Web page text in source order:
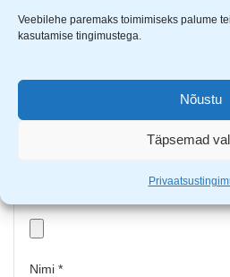
Veebilehe paremaks toimimiseks palume
kasutamise tingimustega.
Nõustu
Täpsemad
Nimi *